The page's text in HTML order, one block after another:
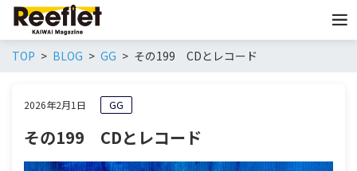
TOP BLOG GG その199 CDとレコード
2026年2月1日 GG
その199 CDとレコード